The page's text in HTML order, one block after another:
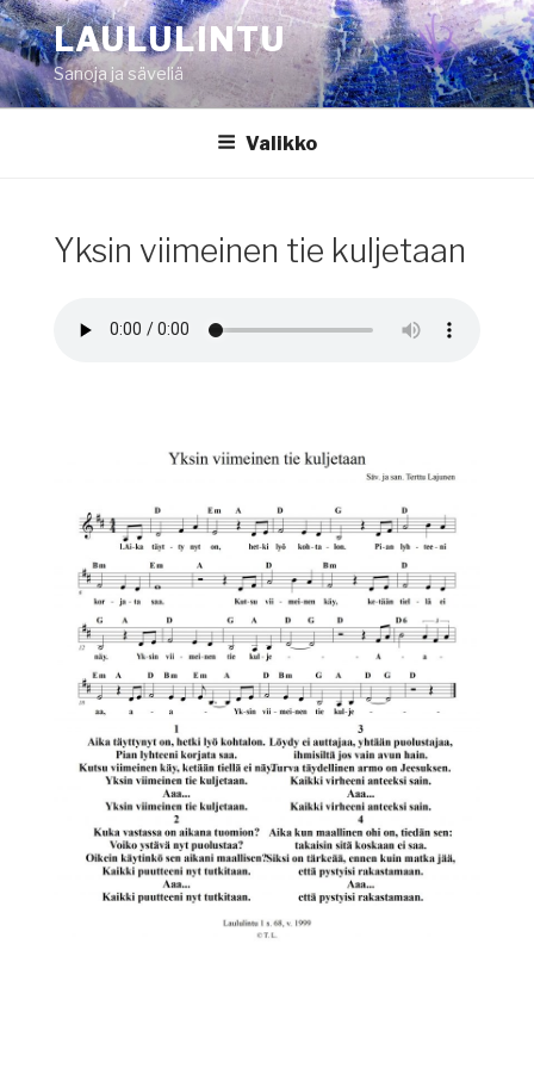
Siirry
sisältöönLAULULINTU
Sanoja ja säveliä
Valikko
Yksin viimeinen tie kuljetaan